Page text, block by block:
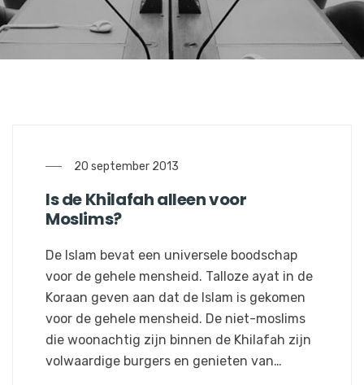
20 september 2013
Is de Khilafah alleen voor
Moslims?
De Islam bevat een universele boodschap
voor de gehele mensheid. Talloze ayat in de
Koraan geven aan dat de Islam is gekomen
voor de gehele mensheid. De niet-moslims
die woonachtig zijn binnen de Khilafah zijn
volwaardige burgers en genieten van…